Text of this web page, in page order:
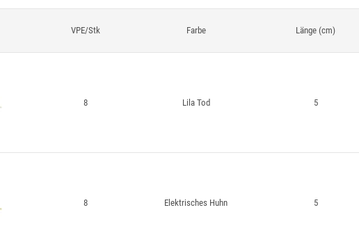
VPE/Stk Farbe Länge (cm)
8 Lila Tod 5
8 Elektrisches Huhn 5